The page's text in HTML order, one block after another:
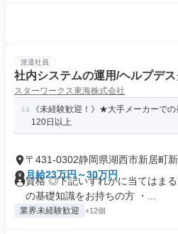
派遣社員
社内システムの運用/ヘルプデス
スターワークス東海株式会社
《未経験歓迎！》★大手メーカーで
120日以上
〒431-0302静岡県湖西市新居町
月給23万円～30万円
資格 ◎下記いずれかに当てはま
の基礎知識をお持ちの方 ・...
業界未経験歓迎 +12個